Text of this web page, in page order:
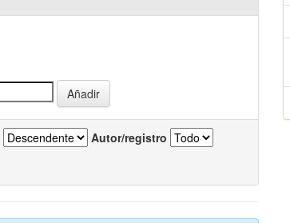
Autor/registro